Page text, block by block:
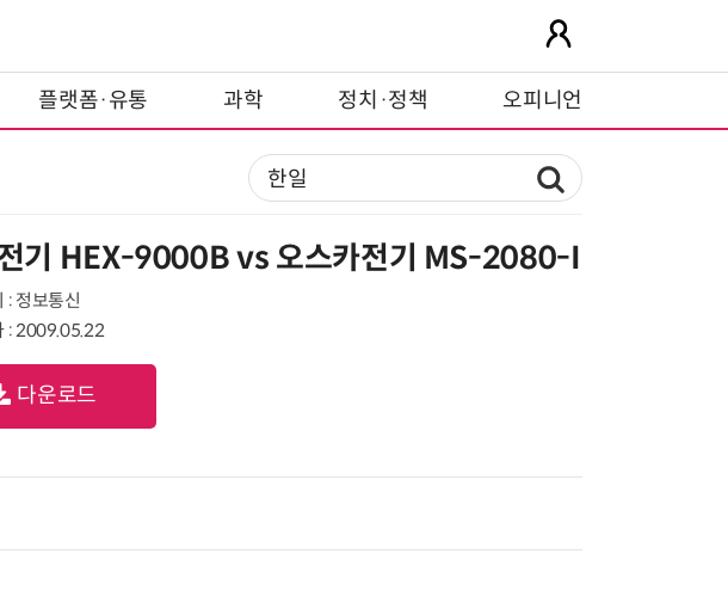
플랫폼·유통 과학 정치·정책 오피니언
기 HEX-9000B vs 오스카전기 MS-2080-I
: 정보통신
: 2009.05.22
다운로드